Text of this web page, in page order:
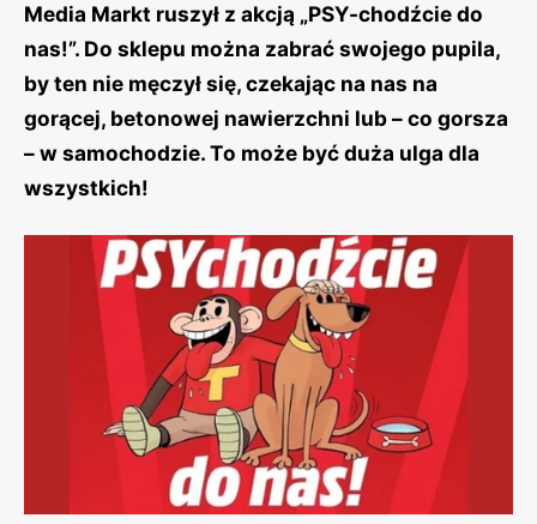
Media Markt ruszył z akcją „PSY-chodźcie do
nas!”. Do sklepu można zabrać swojego pupila,
by ten nie męczył się, czekając na nas na
gorącej, betonowej nawierzchni lub – co gorsza
– w samochodzie. To może być duża ulga dla
wszystkich!